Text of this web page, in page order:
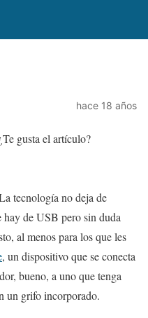
hace 18 años
gusta el artículo?
tecnología no deja de
hay de USB pero sin duda
al menos para los que les
, un dispositivo que se conecta
bueno, a uno que tenga
un grifo incorporado.